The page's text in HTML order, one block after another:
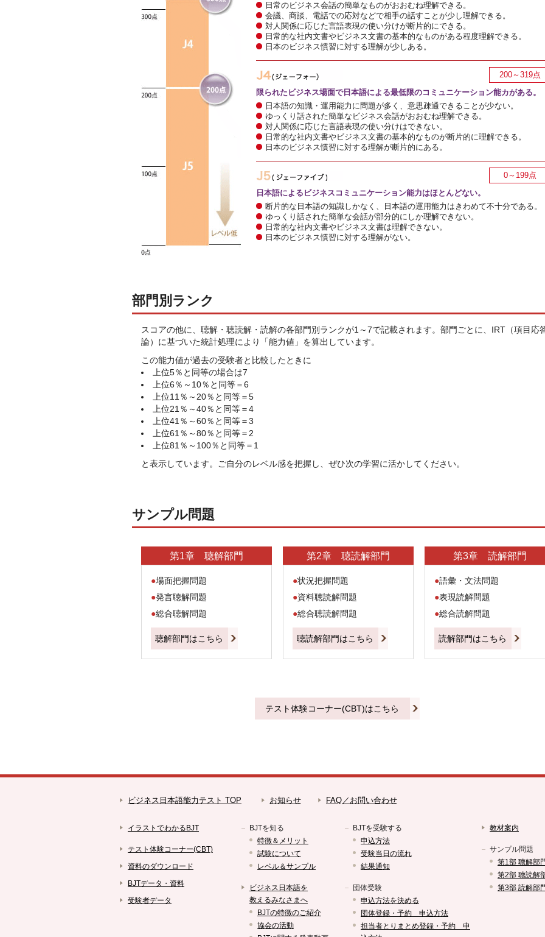
日常のビジネス会話の簡単なものがおおむね理解できる。
会議、商談、電話での応対などで相手の話すことが少し理解できる。
対人関係に応じた言語表現の使い分けが断片的にできる。
日常的な社内文書やビジネス文書の基本的なものがある程度理解できる。
日本のビジネス慣習に対する理解が少しある。
200～319点
限られたビジネス場面で日本語による最低限のコミュニケーション能カがある。
日本語の知識・運用能力に問題が多く、意思疎通できることが少ない。
ゆっくり話された簡単なビジネス会話がおおむね理解できる。
対人関係に応じた言語表現の使い分けはできない。
日常的な社内文書やビジネス文書の基本的なものが断片的に理解できる。
日本のビジネス慣習に対する理解が断片的にある。
0～199点
日本語によるビジネスコミュニケーション能力はほとんどない。
断片的な日本語の知識しかなく、日本語の運用能力はきわめて不十分である。
ゆっくり話された簡単な会話が部分的にしか理解できない。
日常的な社内文書やビジネス文書は理解できない。
日本のビジネス慣習に対する理解がない。
部門別ランク
スコアの他に、聴解・聴読解・読解の各部門別ランクが1～7で記載されます。部門ごとに、IRT（項目応
論）に基づいた統計処理により「能力値」を算出しています。
この能力値が過去の受験者と比較したときに
上位5％と同等の場合は7
上位6％～10％と同等＝6
上位11％～20％と同等＝5
上位21％～40％と同等＝4
上位41％～60％と同等＝3
上位61％～80％と同等＝2
上位81％～100％と同等＝1
と表示しています。ご自分のレベル感を把握し、ぜひ次の学習に活かしてください。
サンプル問題
第1章 聴解部門
●場面把握問題
●発言聴解問題
●総合聴解問題
聴解部門はこちら
第2章 聴読解部門
●状況把握問題
●資料聴読解問題
●総合聴読解問題
聴読解部門はこちら
第3章 読解部門
●語彙・文法問題
●表現読解問題
●総合読解問題
読解部門はこちら
テスト体験コーナー(CBT)はこちら
ビジネス日本語能力テスト TOP お知らせ FAQ／お問い合わせ
イラストでわかるBJT
テスト体験コーナー(CBT)
資料のダウンロード
BJTデータ・資料
受験者データ
BJTを知る
特徴＆メリット
試験について
レベル＆サンプル
ビジネス日本語を
教えるみなさまへ
BJTの特徴のご紹介
協会の活動
BJTを受験する
申込方法
受験当日の流れ
結果通知
団体受験
申込方法を決める
団体登録・予約 申込方法
担当者とりまとめ登録・予約 申
教材案内
サンプル問題
第1部 聴解部
第2部 聴読解
第3部 読解部